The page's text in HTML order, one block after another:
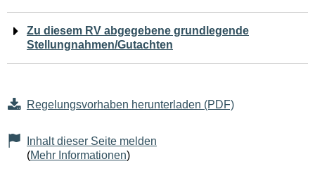
Zu diesem RV abgegebene grundlegende
Stellungnahmen/Gutachten
Regelungsvorhaben herunterladen (PDF)
Inhalt dieser Seite melden
(Mehr Informationen)